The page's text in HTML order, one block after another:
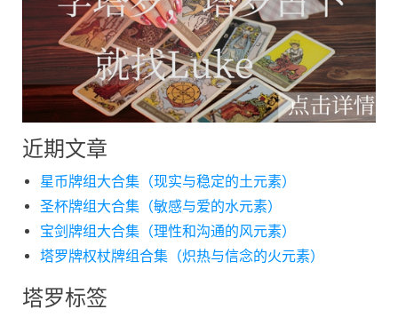
近期文章
星币牌组大合集（现实与稳定的土元素）
圣杯牌组大合集（敏感与爱的水元素）
宝剑牌组大合集（理性和沟通的风元素）
塔罗牌权杖牌组合集（炽热与信念的火元素）
塔罗标签